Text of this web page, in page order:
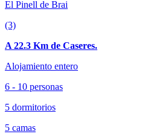
El Pinell de Brai
(3)
A 22.3 Km de Caseres.
Alojamiento entero
6 - 10 personas
5 dormitorios
5 camas